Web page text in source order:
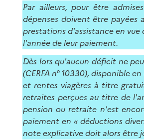
Par ailleurs, pour être
dépenses doivent être payées
prestations d'assistance en
l'année de leur paiement.
Dès lors qu'aucun déficit ne
(CERFA n° 10330), disponible
et rentes viagères à titre
retraites perçues au titre de
pension ou retraite n'est
paiement en « déductions
note explicative doit alors être